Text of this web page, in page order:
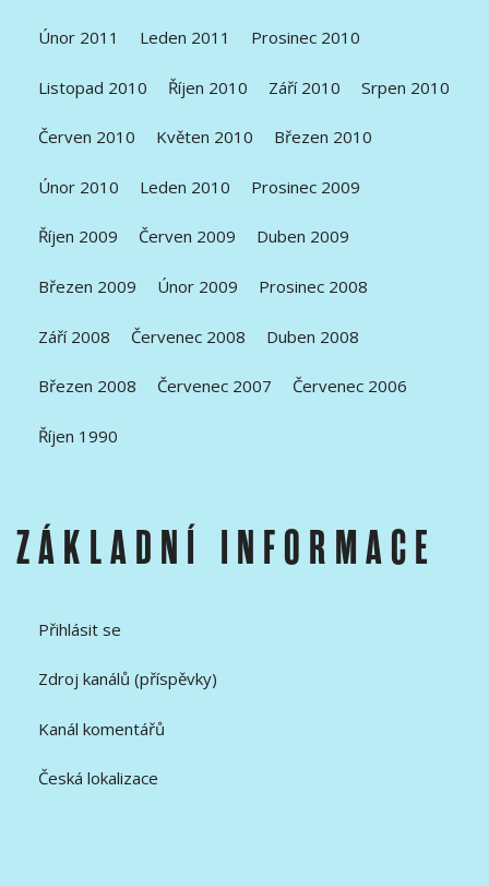
Únor 2011 Leden 2011 Prosinec 2010
Listopad 2010 Říjen 2010 Září 2010 Srpen 2010
Červen 2010 Květen 2010 Březen 2010
Únor 2010 Leden 2010 Prosinec 2009
Říjen 2009 Červen 2009 Duben 2009
Březen 2009 Únor 2009 Prosinec 2008
Září 2008 Červenec 2008 Duben 2008
Březen 2008 Červenec 2007 Červenec 2006
Říjen 1990
ZÁKLADNÍ INFORMACE
Přihlásit se
Zdroj kanálů (příspěvky)
Kanál komentářů
Česká lokalizace